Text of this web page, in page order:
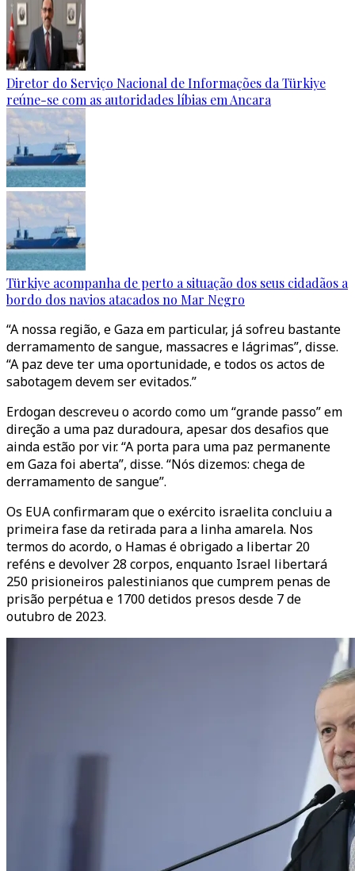
Diretor do Serviço Nacional de Informações da Türkiye
reúne-se com as autoridades líbias em Ancara
Türkiye acompanha de perto a situação dos seus cidadãos a
bordo dos navios atacados no Mar Negro
“A nossa região, e Gaza em particular, já sofreu bastante
derramamento de sangue, massacres e lágrimas”, disse.
“A paz deve ter uma oportunidade, e todos os actos de
sabotagem devem ser evitados.”
Erdogan descreveu o acordo como um “grande passo” em
direção a uma paz duradoura, apesar dos desafios que
ainda estão por vir. “A porta para uma paz permanente
em Gaza foi aberta”, disse. “Nós dizemos: chega de
derramamento de sangue”.
Os EUA confirmaram que o exército israelita concluiu a
primeira fase da retirada para a linha amarela. Nos
termos do acordo, o Hamas é obrigado a libertar 20
reféns e devolver 28 corpos, enquanto Israel libertará
250 prisioneiros palestinianos que cumprem penas de
prisão perpétua e 1700 detidos presos desde 7 de
outubro de 2023.